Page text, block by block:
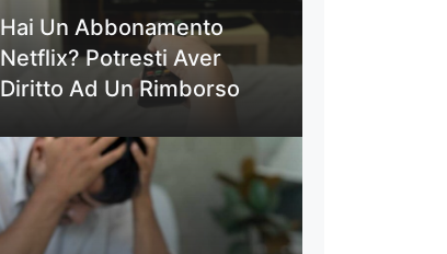
Hai Un Abbonamento
Netflix? Potresti Aver
Diritto Ad Un Rimborso